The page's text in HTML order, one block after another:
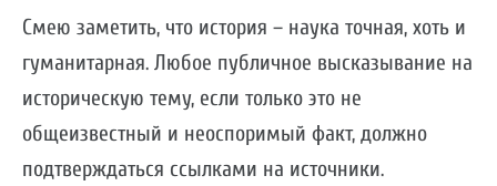
Смею заметить, что история – наука точная, хоть и
гуманитарная. Любое публичное высказывание на
историческую тему, если только это не
общеизвестный и неоспоримый факт, должно
подтверждаться ссылками на источники.